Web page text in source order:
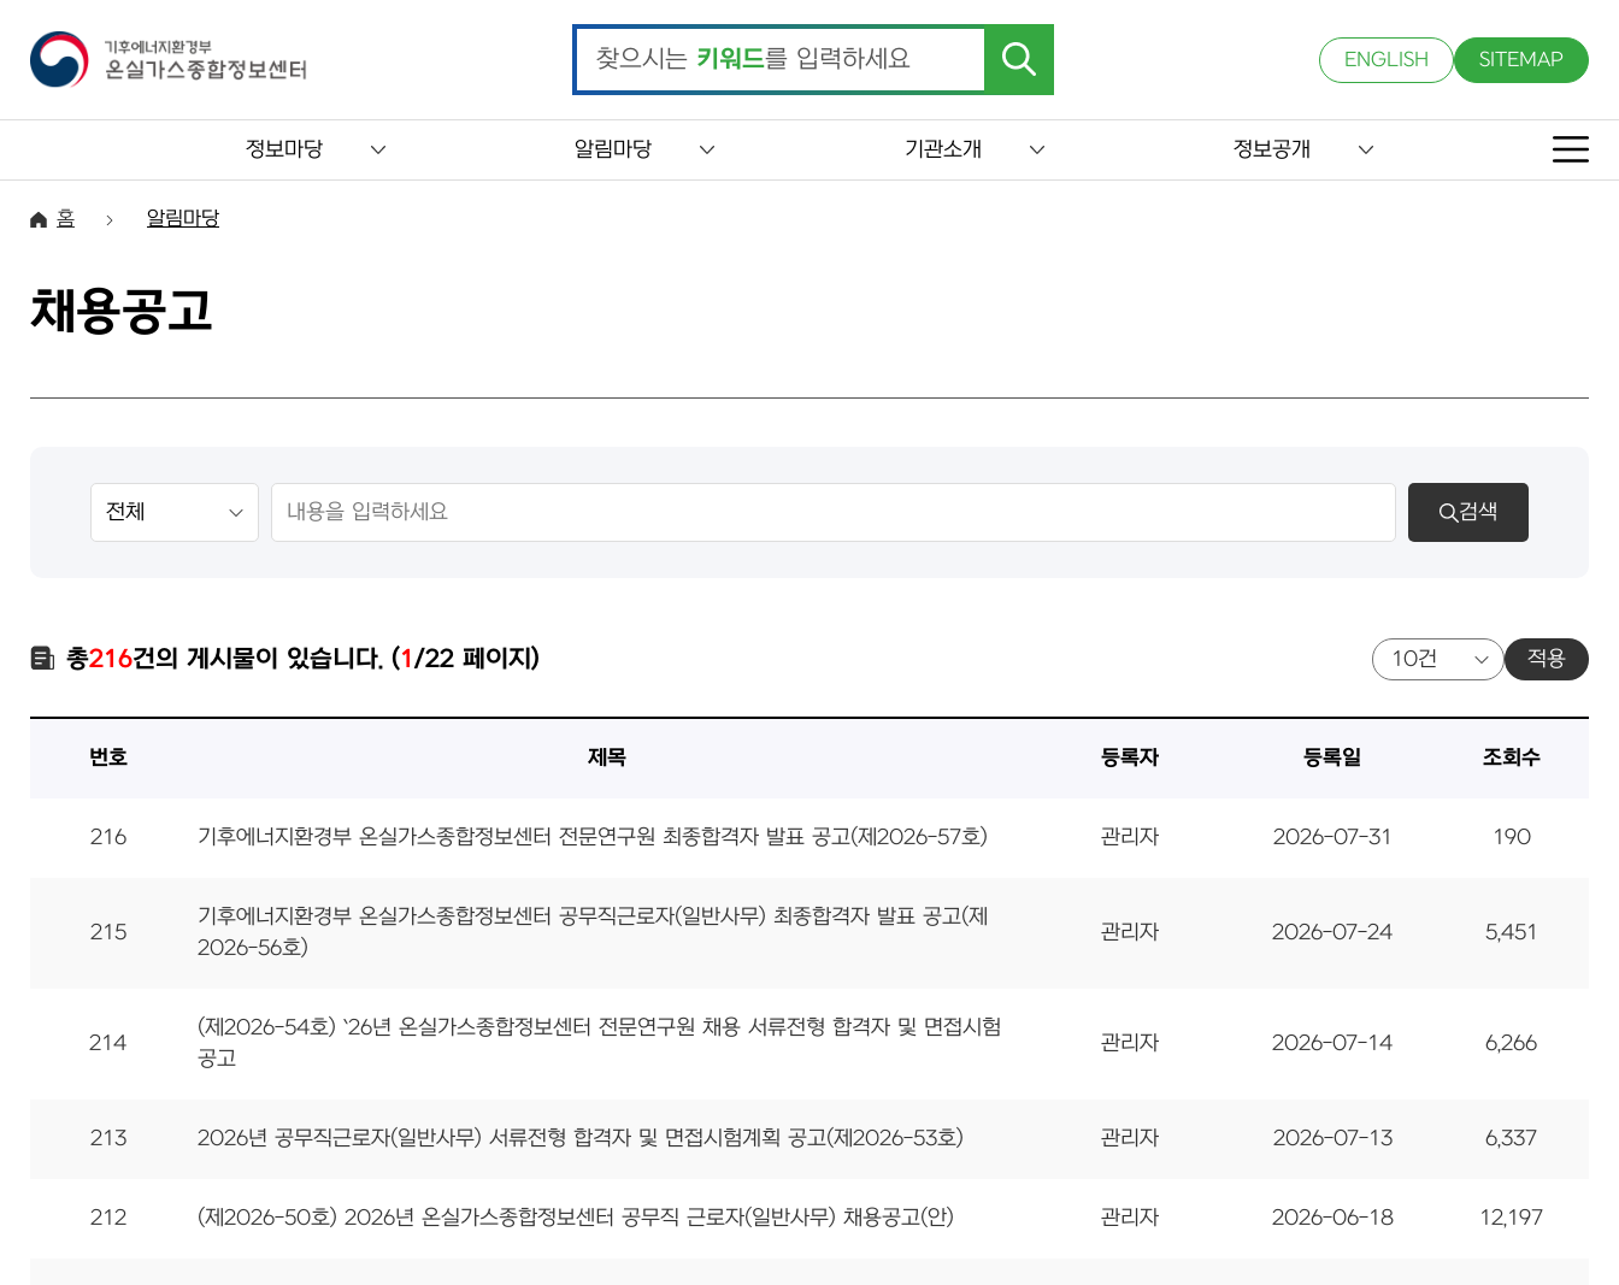
찾으시는 키워드를 입력하세요 ENGLISH SITEMAP
정보마당 알림마당 기관소개 정보공개
홈 알림마당
채용공고
검색
총216건의 게시물이 있습니다. (1/22 페이지) 적용
번호 제목 등록자 등록일 조회수
216 기후에너지환경부 온실가스종합정보센터 전문연구원 최종합격자 발표 공고(제2026-57호) 관리자 2026-07-31 190
215
기후에너지환경부 온실가스종합정보센터 공무직근로자(일반사무) 최종합격자 발표 공고(제
2026-56호)
관리자 2026-07-24 5,451
214
(제2026-54호) `26년 온실가스종합정보센터 전문연구원 채용 서류전형 합격자 및 면접시험
공고
관리자 2026-07-14 6,266
213 2026년 공무직근로자(일반사무) 서류전형 합격자 및 면접시험계획 공고(제2026-53호) 관리자 2026-07-13 6,337
212 (제2026-50호) 2026년 온실가스종합정보센터 공무직 근로자(일반사무) 채용공고(안) 관리자 2026-06-18 12,197